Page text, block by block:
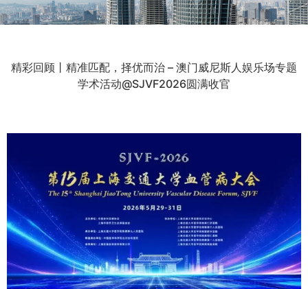
精彩回顾丨精准匹配，择优而治 – 澳门威尼斯人娱乐场专题
学术活动@SJVF2026圆满收官